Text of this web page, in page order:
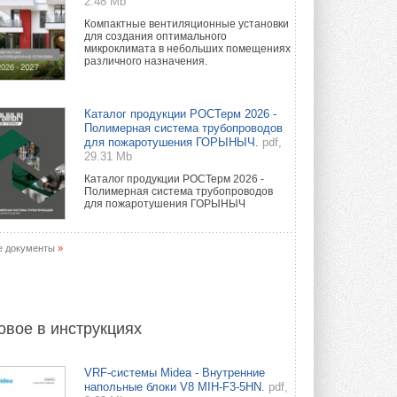
Компактные вентиляционные установки
для создания оптимального
микроклимата в небольших помещениях
различного назначения.
Каталог продукции РОСТерм 2026 -
Полимерная система трубопроводов
для пожаротушения ГОРЫНЫЧ.
pdf,
29.31 Mb
Каталог продукции РОСТерм 2026 -
Полимерная система трубопроводов
для пожаротушения ГОРЫНЫЧ
документы »
в инструкциях
VRF-системы Midea - Внутренние
напольные блоки V8 MIH-F3-5HN. pdf,